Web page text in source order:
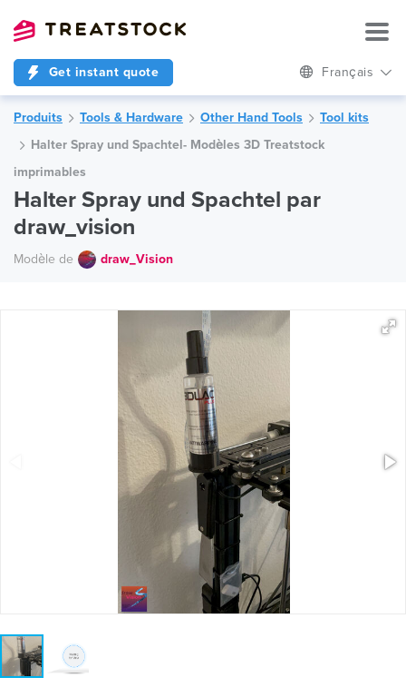
Get instant quote Français
Produits Tools & Hardware Other Hand Tools
Tool kits
Halter Spray und Spachtel- Modèles 3D Treatstock
imprimables
Halter Spray und Spachtel par
draw_vision
Modèle de draw_Vision